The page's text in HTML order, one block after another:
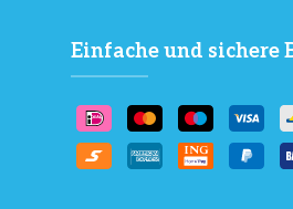
Einfache und sichere